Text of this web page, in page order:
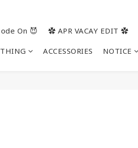
On 😈 ✿ APR VACAY EDIT ✿
ACCESSORIES NOTICE